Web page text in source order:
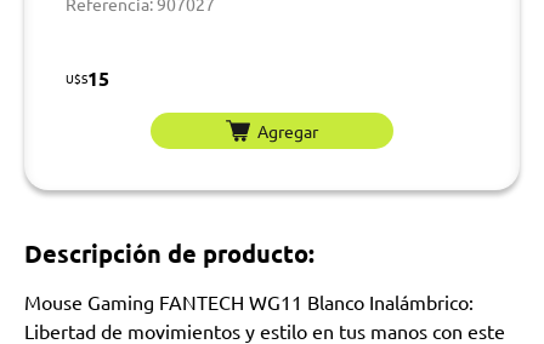
U$S15
Agregar
Descripción de producto:
Mouse Gaming FANTECH WG11 Blanco Inalámbrico:
Libertad de movimientos y estilo en tus manos con este